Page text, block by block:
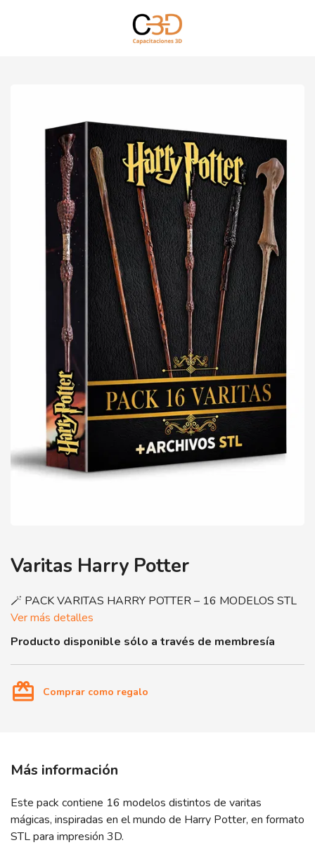
Varitas Harry Potter
🪄 PACK VARITAS HARRY POTTER – 16 MODELOS STL
Ver más detalles
Producto disponible sólo a través de membresía
card_giftcard Comprar como regalo
Más información
Este pack contiene 16 modelos distintos de varitas
mágicas, inspiradas en el mundo de Harry Potter, en formato
STL para impresión 3D.